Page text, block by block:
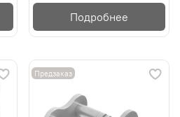
Подробнее
Предзаказ